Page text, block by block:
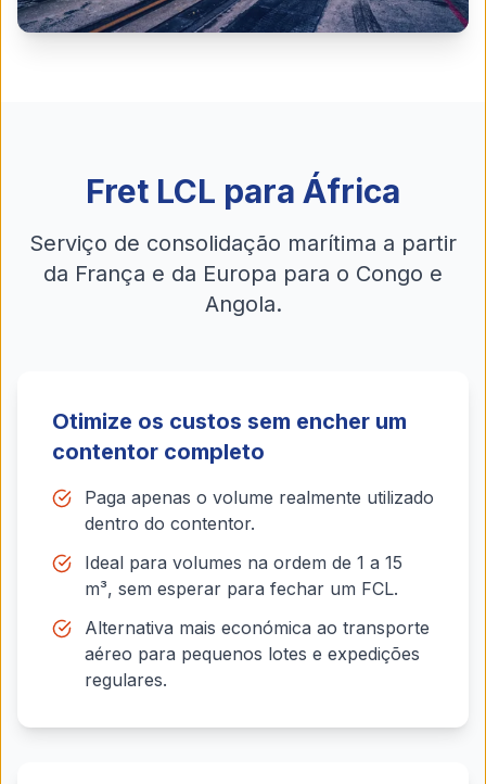
Fret LCL para África
Serviço de consolidação marítima a partir
da França e da Europa para o Congo e
Angola.
Otimize os custos sem encher um
contentor completo
Paga apenas o volume realmente utilizado
dentro do contentor.
Ideal para volumes na ordem de 1 a 15
m³, sem esperar para fechar um FCL.
Alternativa mais económica ao transporte
aéreo para pequenos lotes e expedições
regulares.